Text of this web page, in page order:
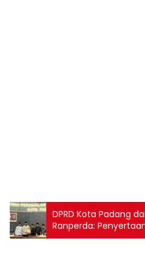
DPRD Kota Padang
Ranperda:
PDAM dan